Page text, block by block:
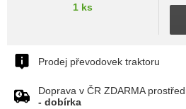
1 ks
Prodej převodovek traktoru
Doprava v ČR ZDARMA
- dobírka